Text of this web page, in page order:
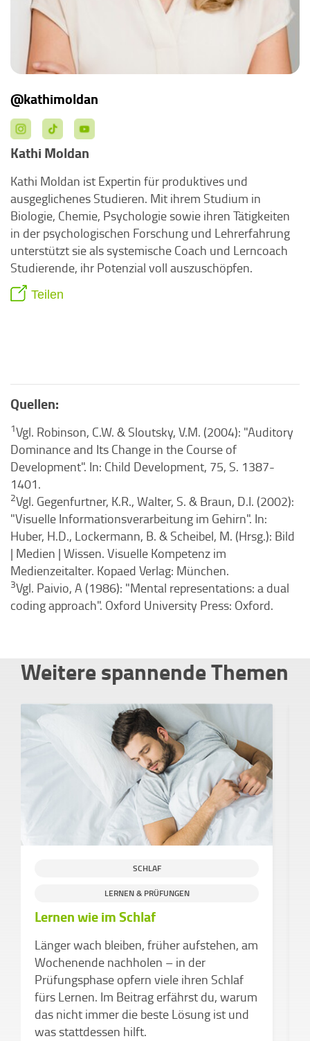
@kathimoldan
Kathi Moldan
Kathi Moldan ist Expertin für produktives und
ausgeglichenes Studieren. Mit ihrem Studium in
Biologie, Chemie, Psychologie sowie ihren Tätigkeiten
in der psychologischen Forschung und Lehrerfahrung
unterstützt sie als systemische Coach und Lerncoach
Studierende, ihr Potenzial voll auszuschöpfen.
Teilen
Quellen:
1Vgl. Robinson, C.W. & Sloutsky, V.M. (2004): "Auditory
Dominance and Its Change in the Course of
Development". In: Child Development, 75, S. 1387-
1401.
2Vgl. Gegenfurtner, K.R., Walter, S. & Braun, D.I. (2002):
"Visuelle Informationsverarbeitung im Gehirn". In:
Huber, H.D., Lockermann, B. & Scheibel, M. (Hrsg.): Bild
| Medien | Wissen. Visuelle Kompetenz im
Medienzeitalter. Kopaed Verlag: München.
3Vgl. Paivio, A (1986): "Mental representations: a dual
coding approach". Oxford University Press: Oxford.
Weitere spannende Themen
SCHLAF
LERNEN & PRÜFUNGEN
Lernen wie im Schlaf
Länger wach bleiben, früher aufstehen, am
Wochenende nachholen – in der
Prüfungsphase opfern viele ihren Schlaf
fürs Lernen. Im Beitrag erfährst du, warum
das nicht immer die beste Lösung ist und
was stattdessen hilft.